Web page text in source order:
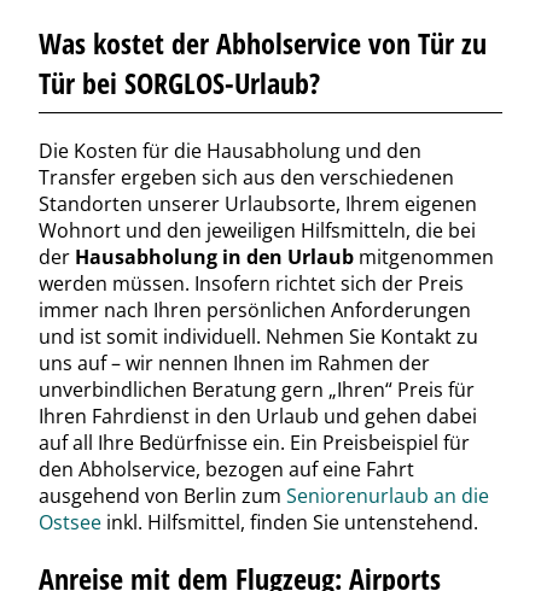
Was kostet der Abholservice von Tür zu
Tür bei SORGLOS-Urlaub?
Die Kosten für die Hausabholung und den
Transfer ergeben sich aus den verschiedenen
Standorten unserer Urlaubsorte, Ihrem eigenen
Wohnort und den jeweiligen Hilfsmitteln, die bei
der Hausabholung in den Urlaub mitgenommen
werden müssen. Insofern richtet sich der Preis
immer nach Ihren persönlichen Anforderungen
und ist somit individuell. Nehmen Sie Kontakt zu
uns auf – wir nennen Ihnen im Rahmen der
unverbindlichen Beratung gern „Ihren“ Preis für
Ihren Fahrdienst in den Urlaub und gehen dabei
auf all Ihre Bedürfnisse ein. Ein Preisbeispiel für
den Abholservice, bezogen auf eine Fahrt
ausgehend von Berlin zum Seniorenurlaub an die
Ostsee inkl. Hilfsmittel, finden Sie untenstehend.
Anreise mit dem Flugzeug: Airports